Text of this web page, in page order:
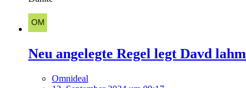
Neu angelegte Regel legt Davd lahm
Omnideal